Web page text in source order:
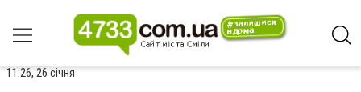
11:26, 26 січня